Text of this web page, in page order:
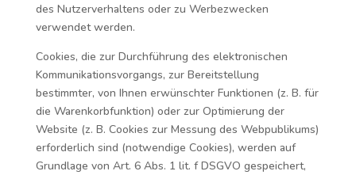
des Nutzerverhaltens oder zu Werbezwecken
verwendet werden.
Cookies, die zur Durchführung des elektronischen
Kommunikationsvorgangs, zur Bereitstellung
bestimmter, von Ihnen erwünschter Funktionen (z. B. für
die Warenkorbfunktion) oder zur Optimierung der
Website (z. B. Cookies zur Messung des Webpublikums)
erforderlich sind (notwendige Cookies), werden auf
Grundlage von Art. 6 Abs. 1 lit. f DSGVO gespeichert,